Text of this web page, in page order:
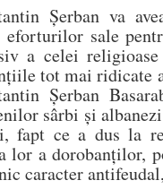
Șerban va
eforturilor sale
a celei
tot mai ridicate
Șerban
sârbi și
fapt ce a dus la
lor a dorobanților,
caracter